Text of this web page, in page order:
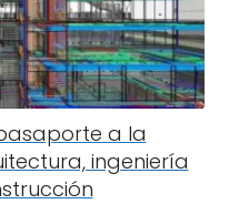
a la
ingeniería